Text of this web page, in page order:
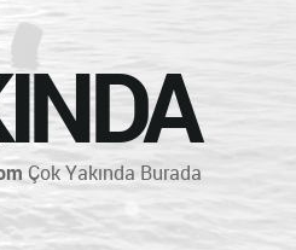
Çok Yakında Burada